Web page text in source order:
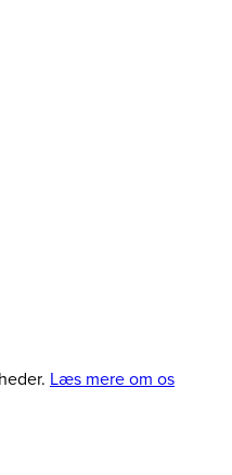
Læs mere om os